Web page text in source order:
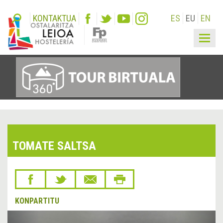
KONTAKTUA ES EU EN
TOMATE SALTSA
KONPARTITU